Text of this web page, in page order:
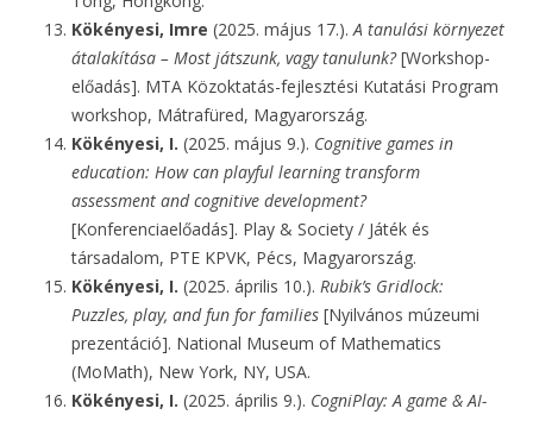
Kökényesi, Imre (2025. május 17.).A tanulási környezet
átalakítása – Most játszunk, vagy tanulunk?[Workshop-
előadás]. MTA Közoktatás-fejlesztési Kutatási Program
workshop, Mátrafüred, Magyarország.
Kökényesi, I. (2025. május 9.). Cognitive games in
education: How can playful learning transform
assessment and cognitive development?
[Konferenciaelőadás]. Play & Society / Játék és
társadalom, PTE KPVK, Pécs, Magyarország.
Kökényesi, I. (2025. április 10.). Rubik’s Gridlock:
Puzzles, play, and fun for families [Nyilvános múzeumi
prezentáció]. National Museum of Mathematics
(MoMath), New York, NY, USA.
Kökényesi, I. (2025. április 9.). CogniPlay: A game & AI-